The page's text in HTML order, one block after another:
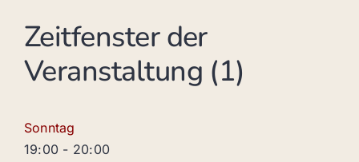
Zeitfenster der
Veranstaltung (1)
Sonntag
19:00 - 20:00